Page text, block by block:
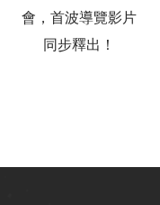
會，首波導覽影片
同步釋出！